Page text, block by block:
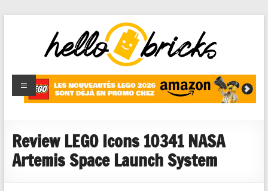
HelloBricks
Blog LEGO,
nouveaut�s
reviews
Review LEGO Icons 10341 NASA
Artemis Space Launch System